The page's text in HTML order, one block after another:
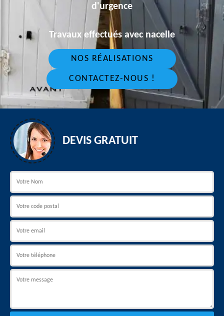
d'urgence
Travaux effectués avec nacelle
NOS RÉALISATIONS
CONTACTEZ-NOUS !
DEVIS GRATUIT